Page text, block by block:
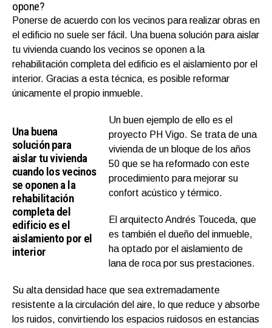
opone?
Ponerse de acuerdo con los vecinos para realizar obras en
el edificio no suele ser fácil. Una buena solución para aislar
tu vivienda cuando los vecinos se oponen a la
rehabilitación completa del edificio es el aislamiento por el
interior. Gracias a esta técnica, es posible reformar
únicamente el propio inmueble.
Una buena
solución para
aislar tu vivienda
cuando los vecinos
se oponen a la
rehabilitación
completa del
edificio es el
aislamiento por el
interior
Un buen ejemplo de ello es el
proyecto PH Vigo. Se trata de una
vivienda de un bloque de los años
50 que se ha reformado con este
procedimiento para mejorar su
confort acústico y térmico.
El arquitecto Andrés Touceda, que
es también el dueño del inmueble,
ha optado por el aislamiento de
lana de roca por sus prestaciones.
Su alta densidad hace que sea extremadamente
resistente a la circulación del aire, lo que reduce y absorbe
los ruidos, convirtiendo los espacios ruidosos en estancias